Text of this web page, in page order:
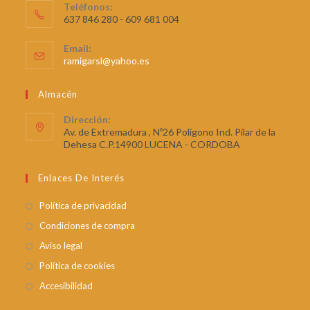
Teléfonos:
637 846 280 - 609 681 004
Email:
ramigarsl@yahoo.es
Almacén
Dirección:
Av. de Extremadura , Nº26 Polígono Ind. Pilar de la
Dehesa C.P.14900 LUCENA - CORDOBA
Enlaces De Interés
Política de privacidad
Condiciones de compra
Aviso legal
Política de cookies
Accesibilidad